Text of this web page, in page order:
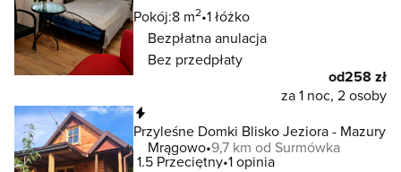
Pokój:8 m2 1 łóżko
Bezpłatna anulacja
Bez przedpłaty
od258 zł
za 1 noc, 2 osoby
Przyleśne Domki Blisko Jeziora - Mazury
Mrągowo 9,7 km od Surmówka
1.5 Przeciętny 1 opinia